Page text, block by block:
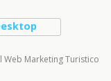
Marketing Turistico